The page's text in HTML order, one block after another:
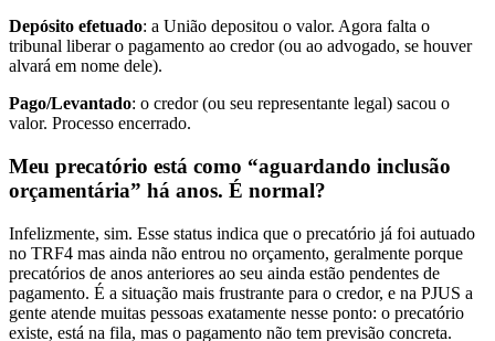
Depósito efetuado: a União depositou o valor. Agora falta o
tribunal liberar o pagamento ao credor (ou ao advogado, se houver
alvará em nome dele).
Pago/Levantado: o credor (ou seu representante legal) sacou o
valor. Processo encerrado.
Meu precatório está como “aguardando inclusão
orçamentária” há anos. É normal?
Infelizmente, sim. Esse status indica que o precatório já foi autuado
no TRF4 mas ainda não entrou no orçamento, geralmente porque
precatórios de anos anteriores ao seu ainda estão pendentes de
pagamento. É a situação mais frustrante para o credor, e na PJUS a
gente atende muitas pessoas exatamente nesse ponto: o precatório
existe, está na fila, mas o pagamento não tem previsão concreta.